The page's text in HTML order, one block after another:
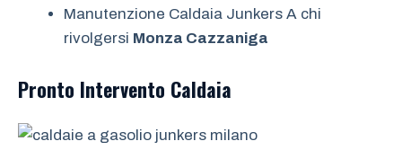
Manutenzione Caldaia Junkers A chi
rivolgersi Monza Cazzaniga
Pronto Intervento Caldaia